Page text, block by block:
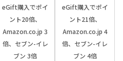
eGift購入でポイ
ント20倍、
Amazon.co.jp 3
倍、セブン-イレ
ブン 3倍
eGift購入でポイ
ント21倍、
Amazon.co.jp 4
倍、セブン-イレ
ブン 4倍